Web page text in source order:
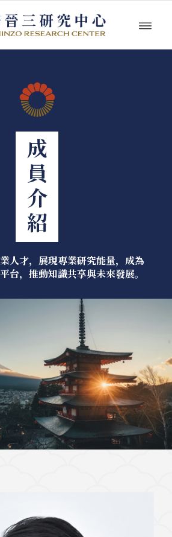
成員介紹
人才，展現專業研究能量，成為
台，推動知識共享與未來發展。